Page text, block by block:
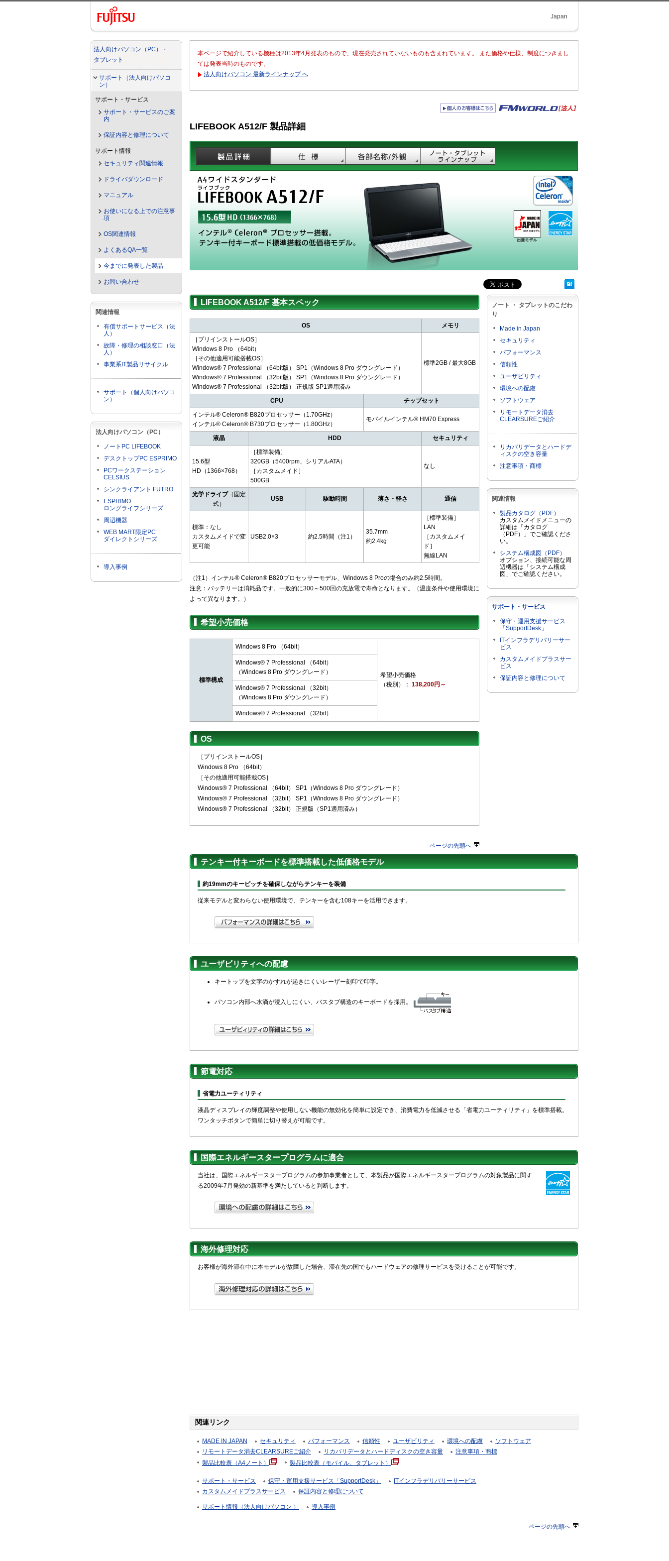
Japan
法人向けパソコン（PC）・
タブレット
サポート（法人向けパソコ
ン）
サポート・サービス
サポート・サービスのご案
内
保証内容と修理について
サポート情報
セキュリティ関連情報
ドライバダウンロード
マニュアル
お使いになる上での注意事
項
OS関連情報
よくあるQA一覧
今までに発表した製品
お問い合わせ
関連情報
有償サポートサービス（法
人）
故障・修理の相談窓口（法
人）
事業系IT製品リサイクル
サポート（個人向けパソコ
ン）
法人向けパソコン（PC）
ノートPC LIFEBOOK
デスクトップPC ESPRIMO
PCワークステーション
CELSIUS
シンクライアント FUTRO
ESPRIMO
ロングライフシリーズ
周辺機器
WEB MART限定PC
ダイレクトシリーズ
導入事例
本ページで紹介している機種は2013年4月発表のもので、現在発売されていないものも含まれています。 また価格や仕様、制度につきまし
ては発表当時のものです。
法人向けパソコン 最新ラインナップ へ
LIFEBOOK A512/F 製品詳細
LIFEBOOK A512/F 基本スペック
OS
メモリ
［プリインストールOS］
Windows 8 Pro （64bit）
［その他適用可能搭載OS］
Windows® 7 Professional （64bit版） SP1（Windows 8 Pro ダウングレード）
Windows® 7 Professional （32bit版） SP1（Windows 8 Pro ダウングレード）
Windows® 7 Professional （32bit版） 正規版 SP1適用済み
標準2GB / 最大8GB
CPU
チップセット
インテル® Celeron® B820プロセッサー（1.70GHz）
インテル® Celeron® B730プロセッサー（1.80GHz）
モバイルインテル® HM70 Express
液晶 HDD セキュリティ
15.6型
HD（1366×768）
［標準装備］
320GB（5400rpm、シリアルATA）
［カスタムメイド］
500GB
なし
光学ドライブ（固定
式）
USB 駆動時間 薄さ・軽さ 通信
標準：なし
カスタムメイドで変
更可能
USB2.0×3 約2.5時間（注1）
35.7mm
約2.4kg
［標準装備］
LAN
［カスタムメイ
ド］
無線LAN
（注1）インテル® Celeron® B820プロセッサーモデル、Windows 8 Proの場合のみ約2.5時間。
注意：バッテリーは消耗品です。一般的に300～500回の充放電で寿命となります。（温度条件や使用環境に
よって異なります。）
希望小売価格
標準構成
Windows 8 Pro （64bit）
希望小売価格
（税別）： 138,200円～
Windows® 7 Professional （64bit）
（Windows 8 Pro ダウングレード）
Windows® 7 Professional （32bit）
（Windows 8 Pro ダウングレード）
Windows® 7 Professional （32bit）
OS
［プリインストールOS］
Windows 8 Pro （64bit）
［その他適用可能搭載OS］
Windows® 7 Professional （64bit） SP1（Windows 8 Pro ダウングレード）
Windows® 7 Professional （32bit） SP1（Windows 8 Pro ダウングレード）
Windows® 7 Professional （32bit） 正規版（SP1適用済み）
ページの先頭へ
ノート ・ タブレットのこだわ
り
Made in Japan
セキュリティ
パフォーマンス
信頼性
ユーザビリティ
環境への配慮
ソフトウェア
リモートデータ消去
CLEARSUREご紹介
リカバリデータとハードデ
ィスクの空き容量
注意事項・商標
関連情報
製品カタログ（PDF）
カスタムメイドメニューの
詳細は「カタログ
（PDF）」でご確認くださ
い。
システム構成図（PDF）
オプション、接続可能な周
辺機器は「システム構成
図」でご確認ください。
サポート・サービス
保守・運用支援サービス
「SupportDesk」
ITインフラデリバリーサー
ビス
カスタムメイドプラスサー
ビス
保証内容と修理について
テンキー付キーボードを標準搭載した低価格モデル
約19mmのキーピッチを確保しながらテンキーを装備
従来モデルと変わらない使用環境で、テンキーを含む108キーを活用できます。
ユーザビリティへの配慮
キートップを文字のかすれが起きにくいレーザー刻印で印字。
パソコン内部へ水滴が浸入しにくい、バスタブ構造のキーボードを採用。
節電対応
省電力ユーティリティ
液晶ディスプレイの輝度調整や使用しない機能の無効化を簡単に設定でき、消費電力を低減させる「省電力ユーティリティ」を標準搭載。
ワンタッチボタンで簡単に切り替えが可能です。
国際エネルギースタープログラムに適合
当社は、国際エネルギースタープログラムの参加事業者として、本製品が国際エネルギースタープログラムの対象製品に関す
る2009年7月発効の新基準を満たしていると判断します。
海外修理対応
お客様が海外滞在中に本モデルが故障した場合、滞在先の国でもハードウェアの修理サービスを受けることが可能です。
関連リンク
MADE IN JAPAN セキュリティ パフォーマンス 信頼性 ユーザビリティ 環境への配慮
ソフトウェア
リモートデータ消去CLEARSUREご紹介
リカバリデータとハードディスクの空き容量
注意事項・商標
製品比較表（A4ノート）
製品比較表（モバイル、タブレット）
サポート・サービス 保守・運用支援サービス「SupportDesk」
ITインフラデリバリーサービス
カスタムメイドプラスサービス
保証内容と修理について
サポート情報（法人向けパソコン ） 導入事例
ページの先頭へ